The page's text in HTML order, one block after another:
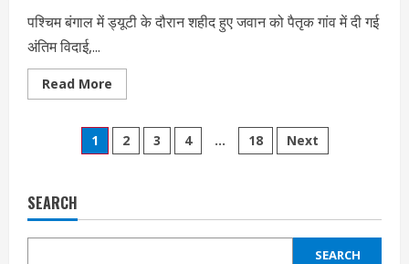
पश्चिम बंगाल में ड्यूटी के दौरान शहीद हुए जवान को पैतृक गांव में दी गई
अंतिम विदाई,...
Read More
more
बीएसएफ
जवान
गुलाम
दी
श्रद्धांजलि,
Posts
1 2 3 4 … 18 Next
SEARCH
SEARCH